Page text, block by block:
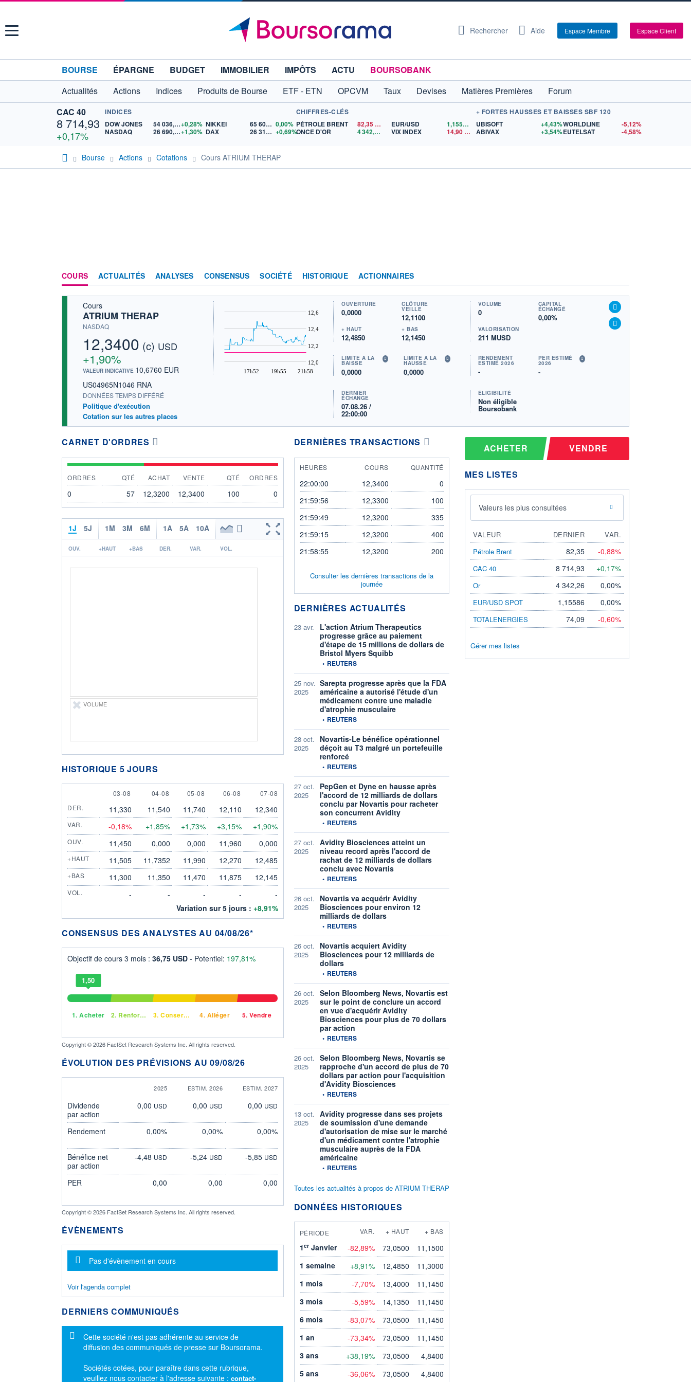
Menu Rechercher Aide Espace Membre Espace Client
BOURSE ÉPARGNE BUDGET IMMOBILIER IMPÔTS ACTU
BOURSOBANK
Actualités
Actions Indices Produits de Bourse ETF - ETN OPCVM Taux Devises Matières Premières
Forum
CAC 40
8 714,93
+0,17%
INDICES
DOW JONES
54 036,93+0,28%
NASDAQ
26 690,62+1,30%
NIKKEI 65 606,71 0,00%
DAX
26 319,45 +0,69%
CHIFFRES-CLÉS
PÉTROLE BRENT
82,35$US
ONCE D'OR
4 342,26 $US
EUR/USD 1,1559$US
VIX INDEX
14,90
+ FORTES HAUSSES ET BAISSES SBF 120
UBISOFT
+4,43%
ABIVAX
+3,54%
WORLDLINE
-5,12%
EUTELSAT
-4,58%
Bourse Actions Cotations Cours ATRIUM THERAP
COURS ACTUALITÉS ANALYSES CONSENSUS SOCIÉTÉ HISTORIQUE ACTIONNAIRES
Cours
ATRIUM THERAP
NASDAQ
12,3400 (c) USD
+1,90%
VALEUR INDICATIVE 10,6760 EUR
US04965N1046 RNA
DONNÉES TEMPS DIFFÉRÉ
Politique d'exécution
Cotation sur les autres places
17h52 19h55 21h58
12,0
12,2
12,4
12,6
OUVERTURE
0,0000
CLÔTURE
VEILLE
12,1100
+ HAUT
12,4850
+ BAS
12,1450
VOLUME
0
CAPITAL
ÉCHANGÉ
0,00%
VALORISATION
211 MUSD
LIMITE À LA
BAISSE
0,0000
LIMITE À LA
HAUSSE
0,0000
RENDEMENT
ESTIMÉ 2026
-
PER ESTIMÉ
2026
-
DERNIER
ÉCHANGE
07.08.26 /
22:00:00
ÉLIGIBILITÉ
Non éligible
Boursobank
CARNET D'ORDRES
ORDRES QTÉ ACHAT VENTE QTÉ ORDRES
0 57 12,3200 12,3400 100 0
1J 5J 1M 3M 6M 1A 5A 10A
OUV. +HAUT +BAS DER. VAR. VOL.
VOLUME
HISTORIQUE 5 JOURS
3 AUGUST
03-08 4 AUGUST
04-08 5 AUGUST
05-08 6 AUGUST
06-08 7 AUGUST
07-08
DER.
11,330 11,540 11,740 12,110 12,340
VAR. -0,18% +1,85% +1,73% +3,15% +1,90%
OUV. 11,450 0,000 0,000 11,960 0,000
+HAUT 11,505 11,7352 11,990 12,270 12,485
+BAS 11,300 11,350 11,470 11,875 12,145
VOL. - - - -
-
Variation sur 5 jours : +8,91%
CONSENSUS DES ANALYSTES AU 04/08/26*
Objectif de cours 3 mois : 36,75 USD - Potentiel: 197,81%
1,50
1. Acheter 2. Renforcer 3. Conserver 4. Alléger 5. Vendre
Copyright © 2026 FactSet Research Systems Inc. All rights reserved.
ÉVOLUTION DES PRÉVISIONS AU 09/08/26
2025 ESTIM. 2026 ESTIM. 2027
Dividende
par action
0,00 USD 0,00 USD 0,00 USD
Rendement 0,00% 0,00% 0,00%
Bénéfice net
par action
-4,48 USD -5,24 USD -5,85 USD
PER 0,00 0,00 0,00
Copyright © 2026 FactSet Research Systems Inc. All rights reserved.
ÉVÈNEMENTS
Message d'information
Pas d'évènement en cours
Voir l'agenda complet
DERNIERS COMMUNIQUÉS
Message d'information
Cette société n'est pas adhérente au service de
diffusion des communiqués de presse sur Boursorama.
Sociétés cotées, pour paraître dans cette rubrique,
veuillez nous contacter à l'adresse suivante : contact-
DERNIÈRES TRANSACTIONS
HEURES COURS QUANTITÉ
22:00:00 12,3400
0
21:59:56
12,3300
100
21:59:49
12,3200
335
21:59:15
12,3200
400
21:58:55
12,3200 200
Consulter les dernières transactions de la
journée
DERNIÈRES ACTUALITÉS
23 avr.
L'action Atrium Therapeutics
progresse grâce au paiement
d'étape de 15 millions de dollars de
Bristol Myers Squibb
information fournie par
• REUTERS
25 nov.
2025
Sarepta progresse après que la FDA
américaine a autorisé l'étude d'un
médicament contre une maladie
d'atrophie musculaire
information fournie par
• REUTERS
28 oct.
2025
Novartis-Le bénéfice opérationnel
déçoit au T3 malgré un portefeuille
renforcé
information fournie par
• REUTERS
27 oct.
2025
PepGen et Dyne en hausse après
l'accord de 12 milliards de dollars
conclu par Novartis pour racheter
son concurrent Avidity
information fournie par
• REUTERS
27 oct.
2025
Avidity Biosciences atteint un
niveau record après l'accord de
rachat de 12 milliards de dollars
conclu avec Novartis
information fournie par
• REUTERS
26 oct.
2025
Novartis va acquérir Avidity
Biosciences pour environ 12
milliards de dollars
information fournie par
• REUTERS
26 oct.
2025
Novartis acquiert Avidity
Biosciences pour 12 milliards de
dollars
information fournie par
• REUTERS
26 oct.
2025
Selon Bloomberg News, Novartis est
sur le point de conclure un accord
en vue d'acquérir Avidity
Biosciences pour plus de 70 dollars
par action
information fournie par
• REUTERS
26 oct.
2025
Selon Bloomberg News, Novartis se
rapproche d'un accord de plus de 70
dollars par action pour l'acquisition
d'Avidity Biosciences
information fournie par
• REUTERS
13 oct.
2025
Avidity progresse dans ses projets
de soumission d'une demande
d'autorisation de mise sur le marché
d'un médicament contre l'atrophie
musculaire auprès de la FDA
américaine
information fournie par
• REUTERS
Toutes les actualités à propos de ATRIUM THERAP
DONNÉES HISTORIQUES
PÉRIODE VAR. + HAUT + BAS
1erJanvier -82,89% 73,0500
11,1500
1 semaine
+8,91% 12,4850
11,3000
1 mois
-7,70% 13,4000
11,1450
3 mois
-5,59% 14,1350
11,1450
6 mois
-83,07% 73,0500
11,1450
1 an
-73,34% 73,0500
11,1450
3 ans
+38,19% 73,0500
4,8400
5 ans
-36,06% 73,0500
4,8400
ACHETER VENDRE
MES LISTES
Valeurs les plus consultées
VALEUR DERNIER
VAR.
Pétrole Brent
82,35 -0,88%
CAC 40 8 714,93 +0,17%
Or 4 342,26 0,00%
EUR/USD SPOT 1,15586 0,00%
TOTALENERGIES 74,09 -0,60%
Gérer mes listes